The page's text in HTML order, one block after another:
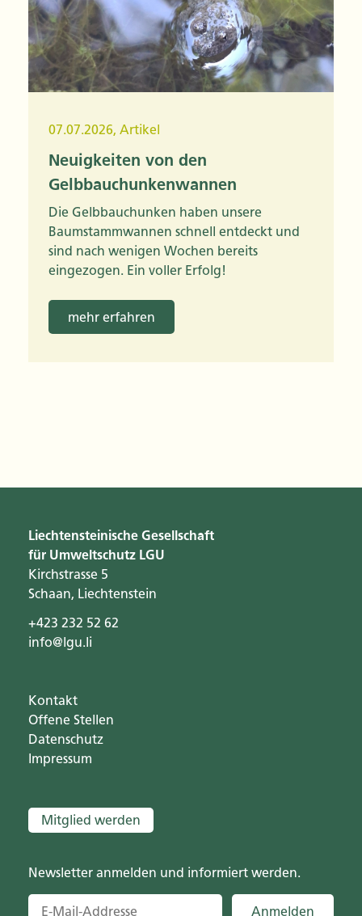
07.07.2026, Artikel
Neuigkeiten von den
Gelbbauchunkenwannen
Die Gelbbauchunken haben unsere
Baumstammwannen schnell entdeckt und
sind nach wenigen Wochen bereits
eingezogen. Ein voller Erfolg!
mehr erfahren
Liechtensteinische Gesellschaft
für Umweltschutz LGU
Kirchstrasse 5
Schaan, Liechtenstein
+423 232 52 62
info@lgu.li
Kontakt
Offene Stellen
Datenschutz
Impressum
Mitglied werden
Newsletter anmelden und informiert werden.
Anmelden